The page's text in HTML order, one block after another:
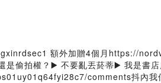
額外加贈4個月https://
偷拍權？▶️ 不要亂丟菸蒂▶️ 我是書
comments抖內